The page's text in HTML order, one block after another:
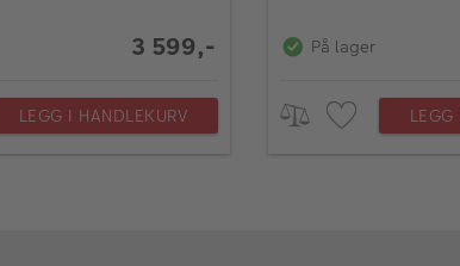
3 599,-
LEGG I HANDLEKURV
På lager